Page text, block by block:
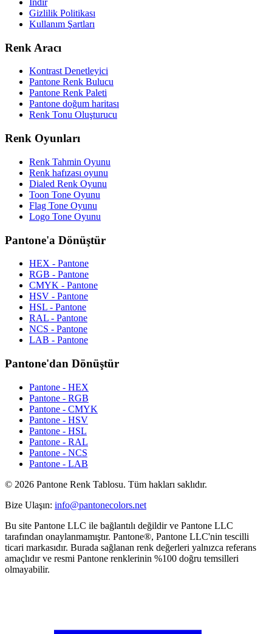
İndir
Gizlilik Politikası
Kullanım Şartları
Renk Aracı
Kontrast Denetleyici
Pantone Renk Bulucu
Pantone Renk Paleti
Pantone doğum haritası
Renk Tonu Oluşturucu
Renk Oyunları
Renk Tahmin Oyunu
Renk hafızası oyunu
Dialed Renk Oyunu
Toon Tone Oyunu
Flag Tone Oyunu
Logo Tone Oyunu
Pantone'a Dönüştür
HEX - Pantone
RGB - Pantone
CMYK - Pantone
HSV - Pantone
HSL - Pantone
RAL - Pantone
NCS - Pantone
LAB - Pantone
Pantone'dan Dönüştür
Pantone - HEX
Pantone - RGB
Pantone - CMYK
Pantone - HSV
Pantone - HSL
Pantone - RAL
Pantone - NCS
Pantone - LAB
© 2026 Pantone Renk Tablosu. Tüm hakları saklıdır.
Bize Ulaşın: info@pantonecolors.net
Bu site Pantone LLC ile bağlantılı değildir ve Pantone LLC
tarafından onaylanmamıştır. Pantone®, Pantone LLC'nin tescilli
ticari markasıdır. Burada sağlanan renk değerleri yalnızca referans
amaçlıdır ve resmi Pantone renklerinin %100 doğru temsilleri
olmayabilir.